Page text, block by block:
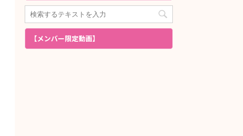
【メンバー限定動画】